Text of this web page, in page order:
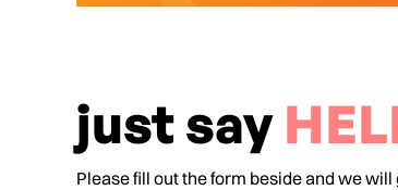
just say
Please fill out the form beside and we